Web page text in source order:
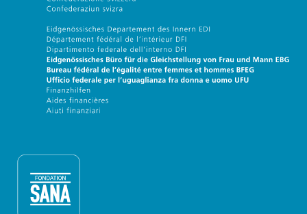
Eidgenössische Büro für die